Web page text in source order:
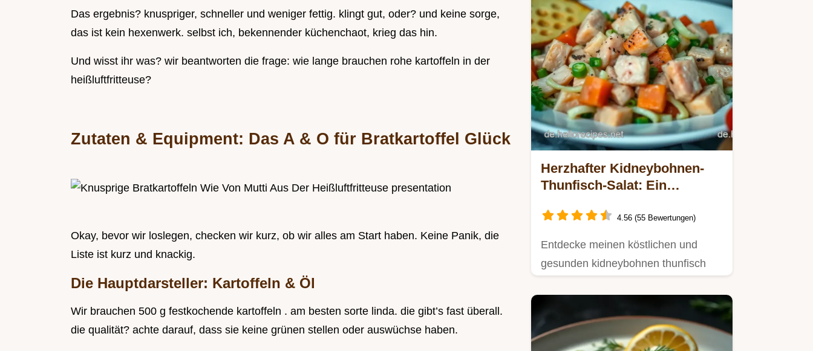
Das ergebnis? knuspriger, schneller und weniger fettig. klingt gut, oder? und keine sorge,
das ist kein hexenwerk. selbst ich, bekennender küchenchaot, krieg das hin.
Und wisst ihr was? wir beantworten die frage: wie lange brauchen rohe kartoffeln in der
heißluftfritteuse?
Zutaten & Equipment: Das A & O für Bratkartoffel Glück
Okay, bevor wir loslegen, checken wir kurz, ob wir alles am Start haben. Keine Panik, die
Liste ist kurz und knackig.
Die Hauptdarsteller: Kartoffeln & Öl
Wir brauchen 500 g festkochende kartoffeln . am besten sorte linda. die gibt’s fast überall.
die qualität? achte darauf, dass sie keine grünen stellen oder auswüchse haben.
Herzhafter Kidneybohnen-
Thunfisch-Salat: Ein
jeden Tag
4.56 (55 Bewertungen)
Entdecke meinen köstlichen und
gesunden kidneybohnen thunfisch